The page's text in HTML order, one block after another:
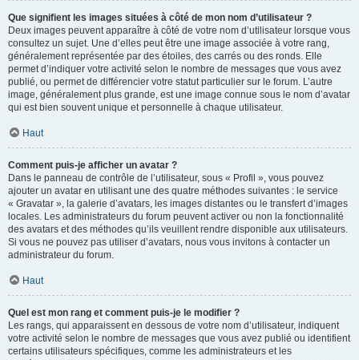
Que signifient les images situées à côté de mon nom d’utilisateur ?
Deux images peuvent apparaître à côté de votre nom d’utilisateur lorsque vous
consultez un sujet. Une d’elles peut être une image associée à votre rang,
généralement représentée par des étoiles, des carrés ou des ronds. Elle
permet d’indiquer votre activité selon le nombre de messages que vous avez
publié, ou permet de différencier votre statut particulier sur le forum. L’autre
image, généralement plus grande, est une image connue sous le nom d’avatar
qui est bien souvent unique et personnelle à chaque utilisateur.
Haut
Comment puis-je afficher un avatar ?
Dans le panneau de contrôle de l’utilisateur, sous « Profil », vous pouvez
ajouter un avatar en utilisant une des quatre méthodes suivantes : le service
« Gravatar », la galerie d’avatars, les images distantes ou le transfert d’images
locales. Les administrateurs du forum peuvent activer ou non la fonctionnalité
des avatars et des méthodes qu’ils veuillent rendre disponible aux utilisateurs.
Si vous ne pouvez pas utiliser d’avatars, nous vous invitons à contacter un
administrateur du forum.
Haut
Quel est mon rang et comment puis-je le modifier ?
Les rangs, qui apparaissent en dessous de votre nom d’utilisateur, indiquent
votre activité selon le nombre de messages que vous avez publié ou identifient
certains utilisateurs spécifiques, comme les administrateurs et les